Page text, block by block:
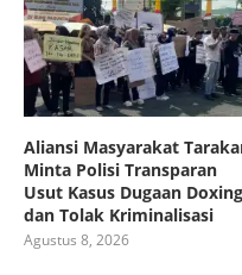
Aliansi Masyarakat
Minta Polisi Transparan
Usut Kasus Dugaan Doxing
dan Tolak Kriminalisasi
Agustus 8, 2026